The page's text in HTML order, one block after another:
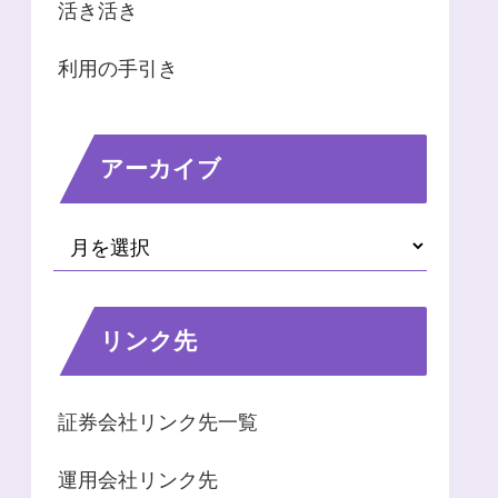
活き活き
利用の手引き
アーカイブ
リンク先
証券会社リンク先一覧
運用会社リンク先